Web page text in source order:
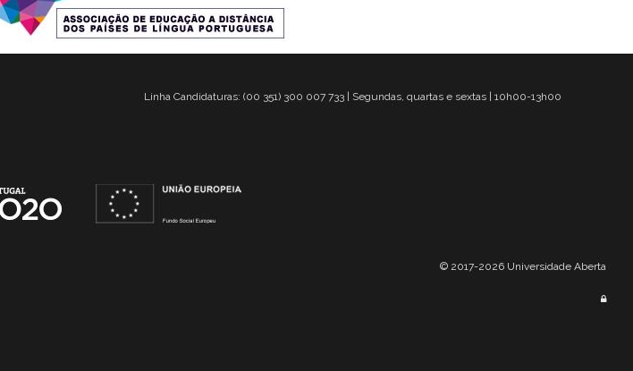
Linha Candidaturas: (00 351) 300 007 733 | Segundas, quartas e sextas | 10h00-13h00
© 2017-2026 Universidade Aberta